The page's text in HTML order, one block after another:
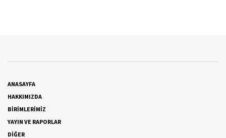
ANASAYFA
HAKKIMIZDA
BİRİMLERİMİZ
YAYIN VE RAPORLAR
DİĞER